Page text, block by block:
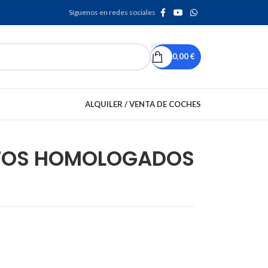
Síguenos en redes sociales
0,00€
ALQUILER / VENTA DE COCHES
HOMOLOGADOS